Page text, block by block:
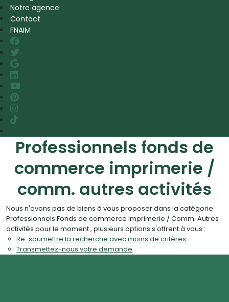
Notre agence
Contact
FNAIM
Professionnels fonds de
commerce imprimerie /
comm. autres activités
Nous n'avons pas de biens à vous proposer dans la catégorie
Professionnels Fonds de commerce Imprimerie / Comm. Autres
activités pour le moment , plusieurs options s'offrent à vous :
Re-soumettre la recherche avec moins de critères.
Transmettez-nous votre demande